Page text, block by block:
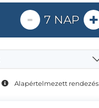
- 7 NAP +